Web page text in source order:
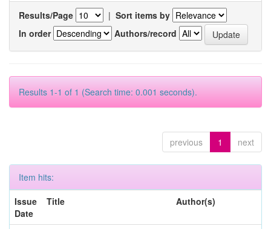
Results/Page | Sort items by
In order
Authors/record
Results 1-1 of 1 (Search time: 0.001 seconds).
previous 1 next
Item hits:
Issue
Date
Title Author(s)